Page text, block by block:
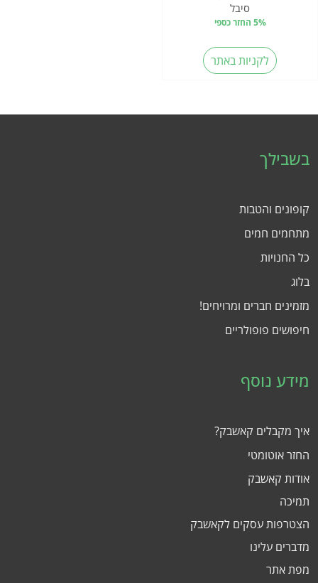
סיבל
5% החזר כספי
לקניות באתר
בשבילך
קופונים והטבות
מתחמים חמים
כל החנויות
בלוג
מזמינים חברים ומרויחים!
חיפושים פופולריים
מידע נוסף
איך מקבלים קאשבק?
החזר אוטומטי
אודות קאשבק
תמיכה
הצטרפות עסקים לקאשבק
מדברים עלינו
מפת אתר